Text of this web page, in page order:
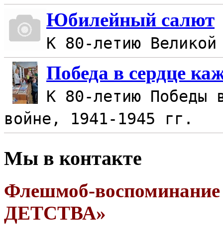
Юбилейный салют
К 80-летию Великой
Победа в сердце
К 80-летию Победы
войне, 1941-1945 гг.
Мы в контакте
Флешмоб-
ДЕТСТВА»